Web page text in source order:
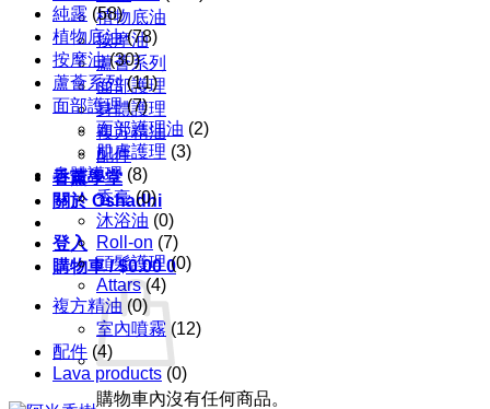
植物底油
按摩油
蘆薈系列
面部護理
身體護理
複方精油
配件
香薰學堂
關於 Oshadhi
登入
購物車 /$0.00 0
購物車內沒有任何商品。
純露 (58)
植物底油 (78)
按摩油 (30)
蘆薈系列 (11)
面部護理 (7)
面部護理油 (2)
肌膚護理 (3)
身體護理 (8)
香膏 (0)
沐浴油 (0)
Roll-on (7)
頭髮護理 (0)
Attars (4)
複方精油 (0)
室內噴霧 (12)
配件 (4)
Lava products (0)